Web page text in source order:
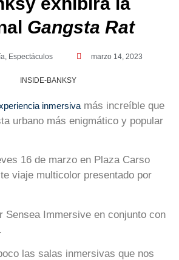
Gangsta Rat
, Espectáculos marzo 14, 2023
inmersivamás increíble que
urbano más enigmático y popular
16 de marzo en Plaza Carso
viaje multicolor presentado por
Sensea Immersive en conjunto con
las salas inmersivas que nos